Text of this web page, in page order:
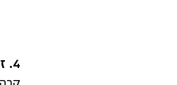
4. זמינות מקסימלית – Always Online